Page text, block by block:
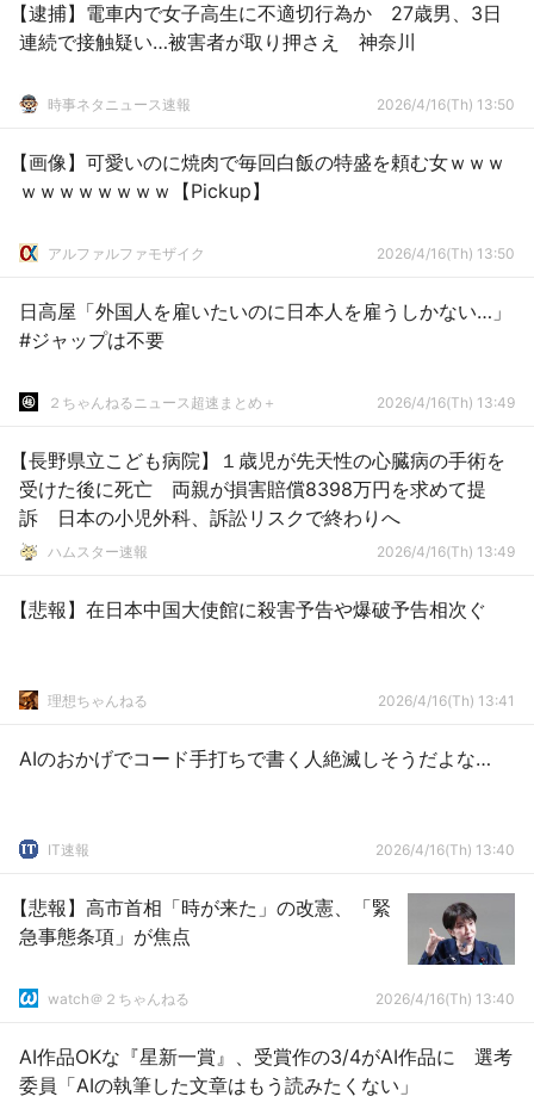
【逮捕】電車内で女子高生に不適切行為か 27歳男、3日
連続で接触疑い…被害者が取り押さえ 神奈川
時事ネタニュース速報 2026/4/16(Th) 13:50
【画像】可愛いのに焼肉で毎回白飯の特盛を頼む女ｗｗｗ
ｗｗｗｗｗｗｗｗ【Pickup】
アルファルファモザイク 2026/4/16(Th) 13:50
日高屋「外国人を雇いたいのに日本人を雇うしかない…」
#ジャップは不要
２ちゃんねるニュース超速まとめ＋ 2026/4/16(Th) 13:49
【長野県立こども病院】１歳児が先天性の心臓病の手術を
受けた後に死亡 両親が損害賠償8398万円を求めて提
訴 日本の小児外科、訴訟リスクで終わりへ
ハムスター速報 2026/4/16(Th) 13:49
【悲報】在日本中国大使館に殺害予告や爆破予告相次ぐ
理想ちゃんねる 2026/4/16(Th) 13:41
AIのおかげでコード手打ちで書く人絶滅しそうだよな…
IT速報 2026/4/16(Th) 13:40
【悲報】高市首相「時が来た」の改憲、「緊
急事態条項」が焦点
watch＠２ちゃんねる 2026/4/16(Th) 13:40
AI作品OKな『星新一賞』、受賞作の3/4がAI作品に 選考
委員「AIの執筆した文章はもう読みたくない」